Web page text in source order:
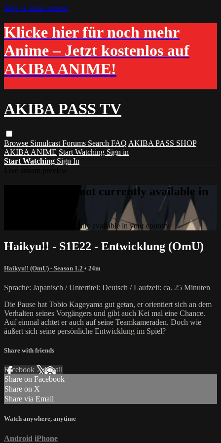
Skip to main content
Klicke hier für noch mehr
Anime – Jetzt kostenlos auf
AKIBA ANIME!
AKIBA PASS TV
Browse Simulcast Forums Search FAQ AKIBA PASS SHOP
AKIBA ANIME Start Watching Sign in
Start Watching Sign In
Sorry, video is not currently available in
Sorry, video is not currently available in your country
Haikyu!! - S1E22 - Entwicklung (OmU)
Haikyu!! (OmU) - Season 1.2 • 24m
Sprache: Japanisch / Untertitel: Deutsch / Laufzeit: ca. 25 Minuten
Die Pause hat Tobio Kageyama gut getan, er orientiert sich an dem
Verhalten seines Vorgängers und gibt auch Kei mal eine Chance.
Auf einmal achtet er auch auf seine Teamkameraden. Doch wie
äußert sich seine persönliche Entwicklung im Spiel?
Share with friends
Facebook XEmail
Share on Facebook
Share on X
Share via Email
Watch anywhere, anytime
Android iPhone